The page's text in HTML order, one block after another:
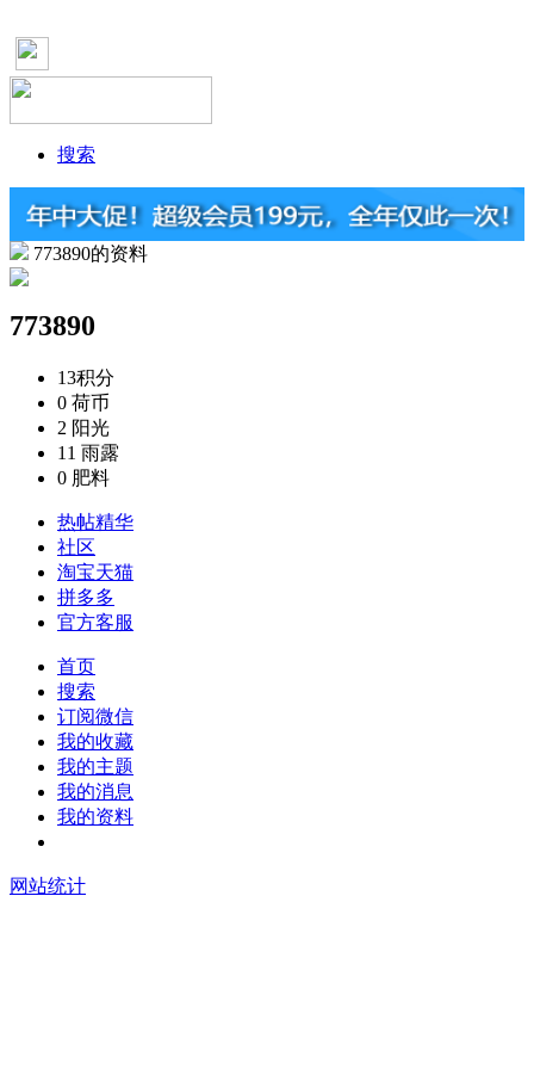
搜索
773890的资料
773890
13积分
0 荷币
2 阳光
11 雨露
0 肥料
热帖精华
社区
淘宝天猫
拼多多
官方客服
首页
搜索
订阅微信
我的收藏
我的主题
我的消息
我的资料
网站统计